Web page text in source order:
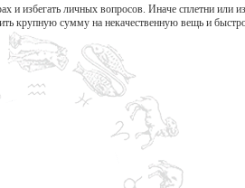
и избегать личных вопросов. Иначе сплетни или
крупную сумму на некачественную вещь и быстро